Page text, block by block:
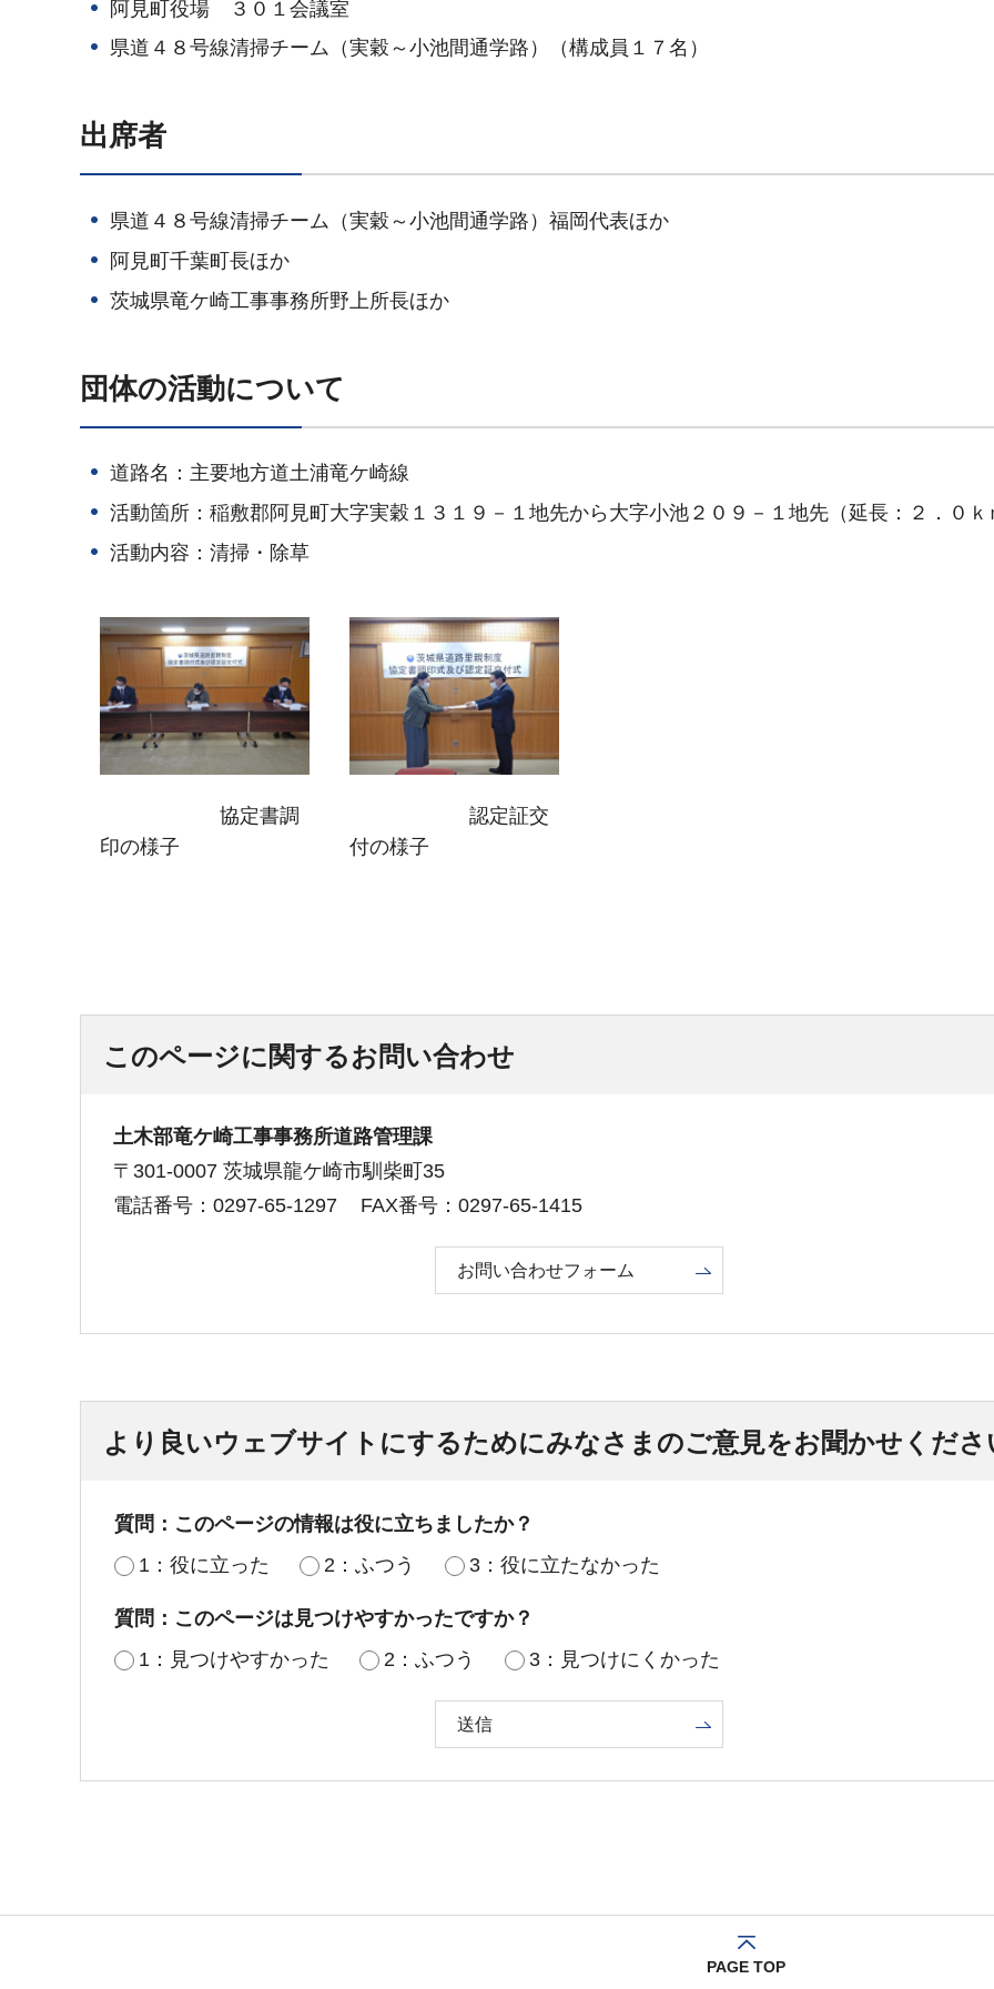
阿見町役場 ３０１会議室
県道４８号線清掃チーム（実穀～小池間通学路）（構成員１７名）
出席者
県道４８号線清掃チーム（実穀～小池間通学路）福岡代表ほか
阿見町千葉町長ほか
茨城県竜ケ崎工事事務所野上所長ほか
団体の活動について
道路名：主要地方道土浦竜ケ崎線
活動箇所：稲敷郡阿見町大字実穀１３１９－１地先から大字小池２０９－１地先（延長：２．０ｋ
活動内容：清掃・除草
協定書調
印の様子
認定証交
付の様子
このページに関するお問い合わせ
土木部竜ケ崎工事事務所道路管理課
〒301-0007 茨城県龍ケ崎市馴柴町35
電話番号：0297-65-1297
FAX番号：0297-65-1415
お問い合わせフォーム
より良いウェブサイトにするためにみなさまのご意見をお聞かせくださ
質問：このページの情報は役に立ちましたか？
1：役に立った
2：ふつう 3：役に立たなかった
質問：このページは見つけやすかったですか？
1：見つけやすかった
2：ふつう 3：見つけにくかった
PAGE TOP